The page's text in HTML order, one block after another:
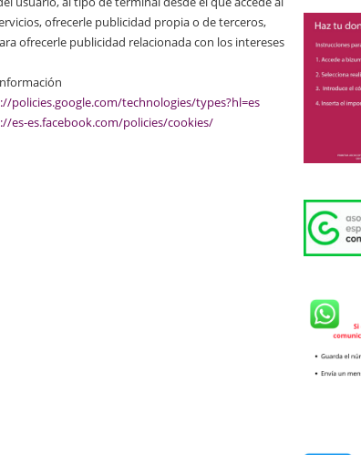
ofrecerle publicidad propia o de terceros,
ofrecerle publicidad relacionada con los intereses
policies.google.com/technologies/types?hl=es
es-es.facebook.com/policies/cookies/